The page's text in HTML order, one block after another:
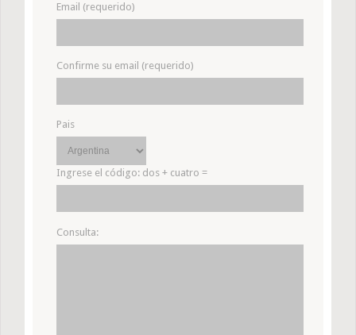
Email (requerido)
Confirme su email (requerido)
Pais
Ingrese el código: dos + cuatro =
Consulta: